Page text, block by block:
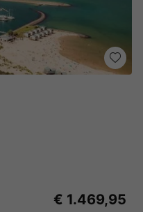
€ 1.469,95